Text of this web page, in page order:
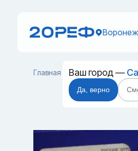
Воронеж
Ваш город —
Да, верно
Главная Каталог Запчасти